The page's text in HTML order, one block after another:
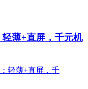
薄+直屏，千元机